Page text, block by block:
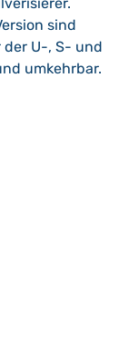
sind
der U-, S- und
umkehrbar.